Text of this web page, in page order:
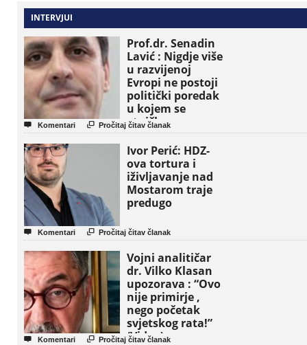
INTERVJUI
Prof.dr. Senadin
Lavić : Nigdje više
u razvijenoj
Evropi ne postoji
politički poredak
u kojem se
etničke grupe
pojavljuju kao
osnovne političke
jedinice
 Komentari  Pročitaj čitav članak
Ivor Perić: HDZ-
ova tortura i
iživljavanje nad
Mostarom traje
predugo
 Komentari  Pročitaj čitav članak
Vojni analitičar
dr. Vilko Klasan
upozorava : “Ovo
nije primirje ,
nego početak
svjetskog rata!”
(Video)
 Komentari  Pročitaj čitav članak